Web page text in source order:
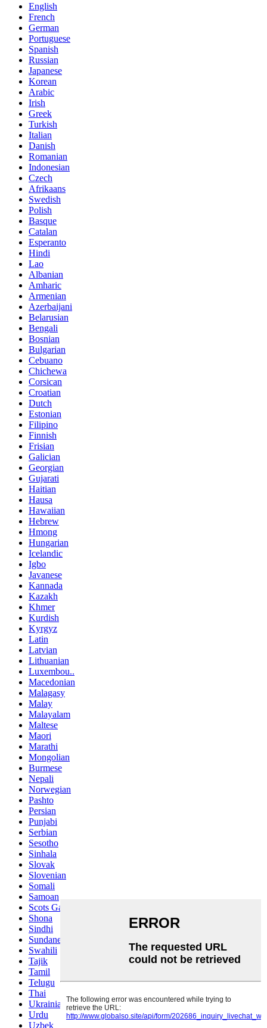
English
French
German
Portuguese
Spanish
Russian
Japanese
Korean
Arabic
Irish
Greek
Turkish
Italian
Danish
Romanian
Indonesian
Czech
Afrikaans
Swedish
Polish
Basque
Catalan
Esperanto
Hindi
Lao
Albanian
Amharic
Armenian
Azerbaijani
Belarusian
Bengali
Bosnian
Bulgarian
Cebuano
Chichewa
Corsican
Croatian
Dutch
Estonian
Filipino
Finnish
Frisian
Galician
Georgian
Gujarati
Haitian
Hausa
Hawaiian
Hebrew
Hmong
Hungarian
Icelandic
Igbo
Javanese
Kannada
Kazakh
Khmer
Kurdish
Kyrgyz
Latin
Latvian
Lithuanian
Luxembou..
Macedonian
Malagasy
Malay
Malayalam
Maltese
Maori
Marathi
Mongolian
Burmese
Nepali
Norwegian
Pashto
Persian
Punjabi
Serbian
Sesotho
Sinhala
Slovak
Slovenian
Somali
Samoan
Scots Gaelic
Shona
Sindhi
Sundanese
Swahili
Tajik
Tamil
Telugu
Thai
Ukrainian
Urdu
Uzbek